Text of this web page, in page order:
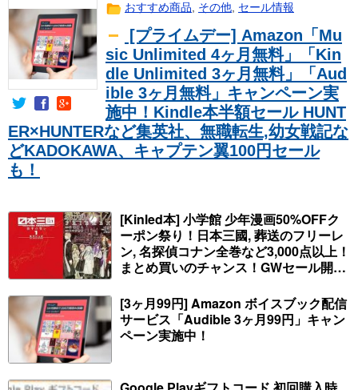
おすすめ商品, その他, セール情報
[プライムデー] Amazon「Mu
sic Unlimited 4ヶ月無料」「Kin
dle Unlimited 3ヶ月無料」「Aud
ible 3ヶ月無料」キャンペーン実
施中！Kindle本半額セール HUNT
ER×HUNTERなど集英社、無職転生,幼女戦記な
どKADOKAWA、キャプテン翼100円セール
も！
[Kinled本] 小学館 少年漫画50%OFFク
ーポン祭り！日本三國, 葬送のフリーレ
ン, 名探偵コナン全巻など3,000点以上！
まとめ買いのチャンス！GWセール開
関連本がセールに！
[3ヶ月99円] Amazon ボイスブック配信
サービス「Audible 3ヶ月99円」キャン
ペーン実施中！